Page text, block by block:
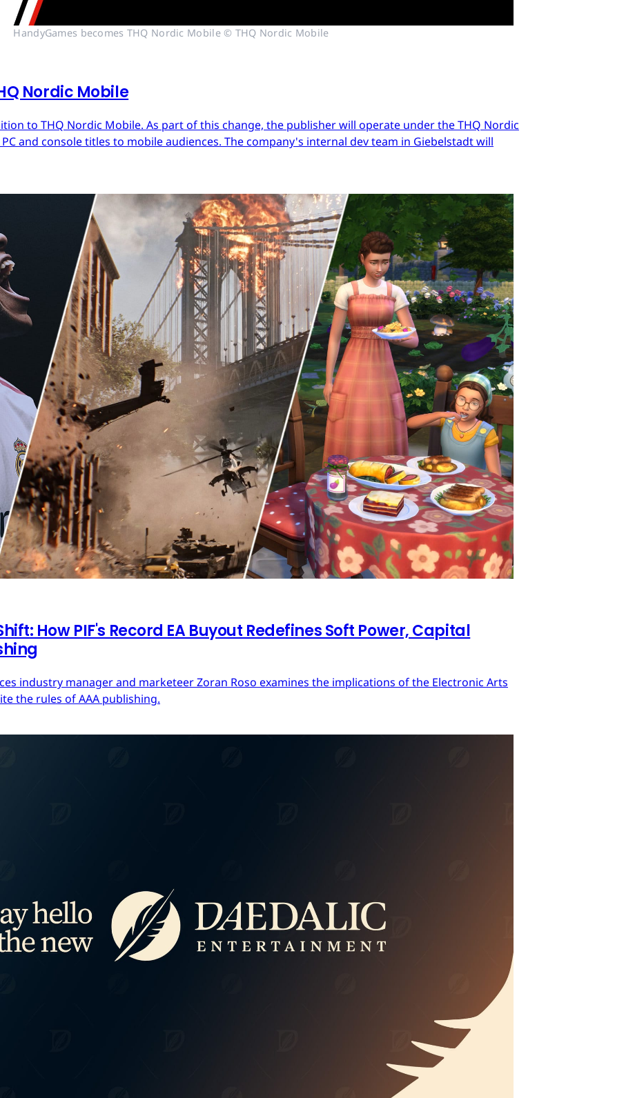
HandyGames becomes THQ Nordic Mobile © THQ Nordic Mobile
Nordic Mobile
to THQ Nordic Mobile. As part of this change, the publisher will operate under the THQ Nordic
and console titles to mobile audiences. The company's internal dev team in Giebelstadt will
How PIF's Record EA Buyout Redefines Soft Power, Capital
industry manager and marketeer Zoran Roso examines the implications of the Electronic Arts
the rules of AAA publishing.